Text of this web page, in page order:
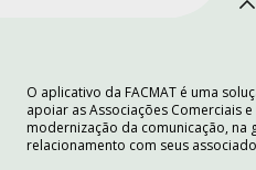
O aplicativo da FACMAT é uma
apoiar as Associações Comerciais
modernização da comunicação, na
relacionamento com seus